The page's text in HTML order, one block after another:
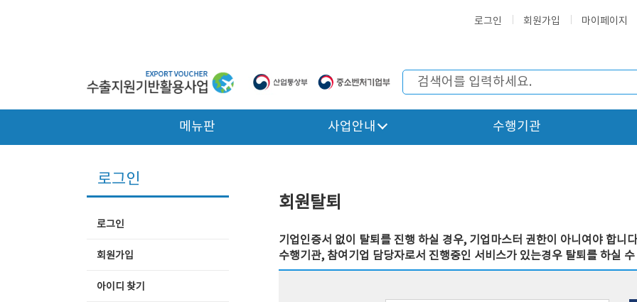
로그인 회원가입 마이페이지
메뉴판 사업안내 수행기관
로그인
로그인
회원가입
아이디 찾기
회원탈퇴
기업인증서 없이 탈퇴를 진행 하실 경우, 기업마스터 권한이 아니여야 합니
수행기관, 참여기업 담당자로서 진행중인 서비스가 있는경우 탈퇴를 하실